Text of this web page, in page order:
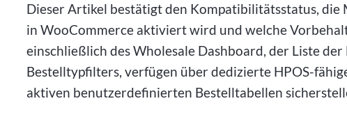
Dieser Artikel bestätigt den Kompatibilitätsstatus, die
in WooCommerce aktiviert wird und welche
einschließlich des Wholesale Dashboard, der Liste
Bestelltypfilters, verfügen über dedizierte HPOS-
aktiven benutzerdefinierten Bestelltabellen